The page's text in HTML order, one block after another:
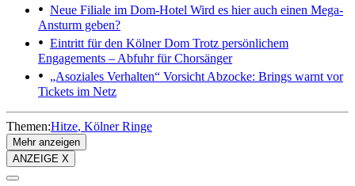
Neue Filiale im Dom-Hotel Wird es hier auch einen Mega-
Ansturm geben?
Eintritt für den Kölner Dom Trotz persönlichem
Engagements – Abfuhr für Chorsänger
„Asoziales Verhalten“ Vorsicht Abzocke: Brings warnt vor
Tickets im Netz
Themen:Hitze Kölner Ringe
Mehr anzeigen
ANZEIGE X